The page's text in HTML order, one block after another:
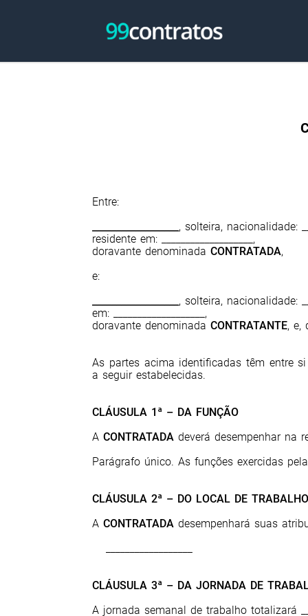
Entre:
, solteira, nacionalidade:
residente em: ___________________,
doravante denominadaCONTRATADA,
e:
, solteira, nacionalidade:
em: ___________________,
doravante denominadaCONTRATANTE, e,
As partes acima identificadas têm entre
a seguir estabelecidas.
CLÁUSULA 1ª – DA FUNÇÃO
ACONTRATADA deverá desempenhar na
Parágrafo único. As funções exercidas
CLÁUSULA 2ª – DO LOCAL DE
ACONTRATADA desempenhará suas
CLÁUSULA 3ª – DA JORNADA DE
A jornada semanal de trabalho totalizará